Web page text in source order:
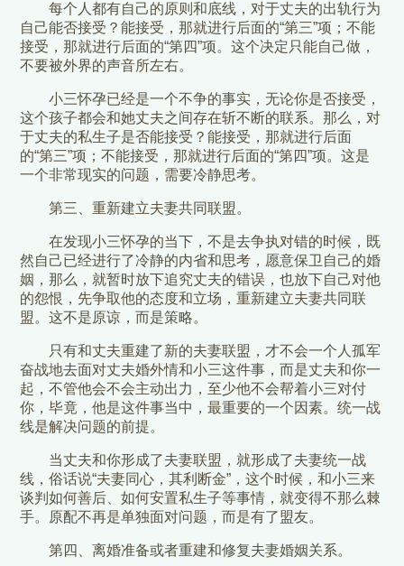
每个人都有自己的原则和底线，对于丈夫的出轨行为
自己能否接受？能接受，那就进行后面的“第三”项；不能
接受，那就进行后面的“第四”项。这个决定只能自己做，
不要被外界的声音所左右。
小三怀孕已经是一个不争的事实，无论你是否接受，
这个孩子都会和她丈夫之间存在斩不断的联系。那么，对
于丈夫的私生子是否能接受？能接受，那就进行后面
的“第三”项；不能接受，那就进行后面的“第四”项。这是
一个非常现实的问题，需要冷静思考。
第三、重新建立夫妻共同联盟。
在发现小三怀孕的当下，不是去争执对错的时候，既
然自己已经进行了冷静的内省和思考，愿意保卫自己的婚
姻，那么，就暂时放下追究丈夫的错误，也放下自己对他
的怨恨，先争取他的态度和立场，重新建立夫妻共同联
盟。这不是原谅，而是策略。
只有和丈夫重建了新的夫妻联盟，才不会一个人孤军
奋战地去面对丈夫婚外情和小三这件事，而是丈夫和你一
起，不管他会不会主动出力，至少他不会帮着小三对付
你，毕竟，他是这件事当中，最重要的一个因素。统一战
线是解决问题的前提。
当丈夫和你形成了夫妻联盟，就形成了夫妻统一战
线，俗话说“夫妻同心，其利断金”，这个时候，和小三来
谈判如何善后、如何安置私生子等事情，就变得不那么棘
手。原配不再是单独面对问题，而是有了盟友。
第四、离婚准备或者重建和修复夫妻婚姻关系。